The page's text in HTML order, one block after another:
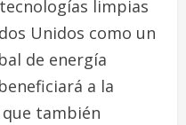
limpias
Unidos como un
de energía
a la
también